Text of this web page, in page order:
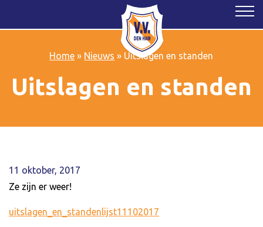
Home » Nieuws » Uitslagen en standen
Uitslagen en standen
11 oktober, 2017
Ze zijn er weer!
uitslagen_en_standenlijst11102017